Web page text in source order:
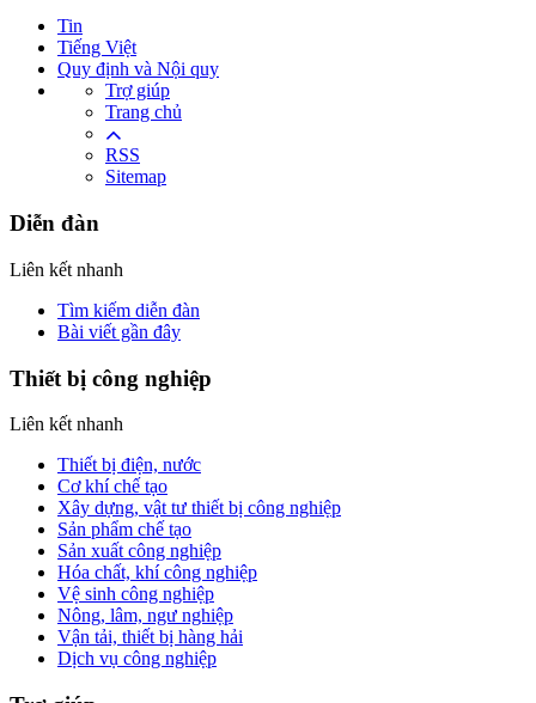
Tin
Tiếng Việt
Quy định và Nội quy
Trợ giúp
Trang chủ
RSS
Sitemap
Diễn đàn
Liên kết nhanh
Tìm kiếm diễn đàn
Bài viết gần đây
Thiết bị công nghiệp
Liên kết nhanh
Thiết bị điện, nước
Cơ khí chế tạo
Xây dựng, vật tư thiết bị công nghiệp
Sản phẩm chế tạo
Sản xuất công nghiệp
Hóa chất, khí công nghiệp
Vệ sinh công nghiệp
Nông, lâm, ngư nghiệp
Vận tải, thiết bị hàng hải
Dịch vụ công nghiệp